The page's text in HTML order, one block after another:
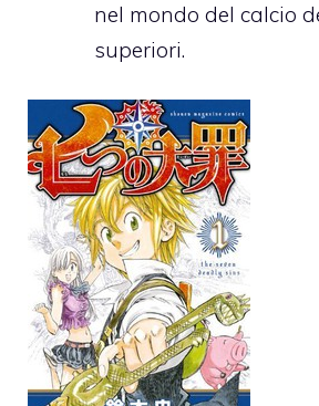
nel mondo del calcio
superiori.